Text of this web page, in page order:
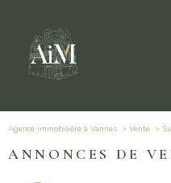
Agence immobilière à Vannes Vente
ANNONCES DE